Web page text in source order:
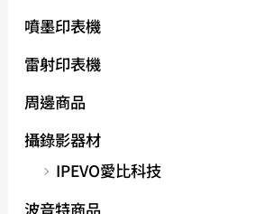
噴墨印表機
雷射印表機
周邊商品
攝錄影器材
IPEVO愛比科技
波音特商品